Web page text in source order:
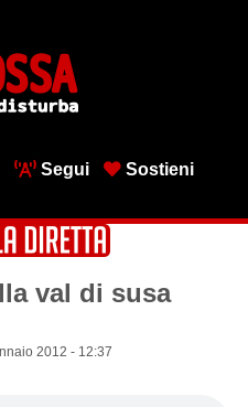
Segui
Sostieni
val di susa
2012 - 12:37